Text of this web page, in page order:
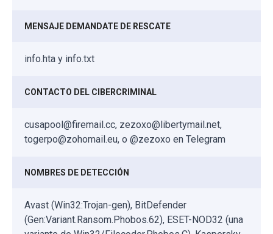
MENSAJE DEMANDATE DE RESCATE
info.hta y info.txt
CONTACTO DEL CIBERCRIMINAL
cusapool@firemail.cc, zezoxo@libertymail.net,
togerpo@zohomail.eu, o @zezoxo en Telegram
NOMBRES DE DETECCIÓN
Avast (Win32:Trojan-gen), BitDefender
(Gen:Variant.Ransom.Phobos.62), ESET-NOD32 (una